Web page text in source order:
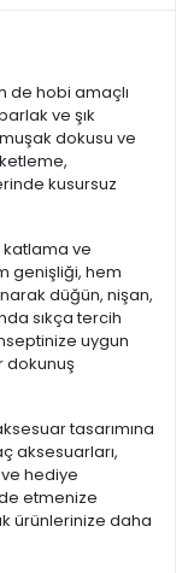
de hobi amaçlı
ve şık
dokusu ve
kusursuz
katlama ve
genişliği, hem
düğün, nişan,
sıkça tercih
uygun
dokunuş
tasarımına
aksesuarları,
hediye
etmenize
ürünlerinize daha